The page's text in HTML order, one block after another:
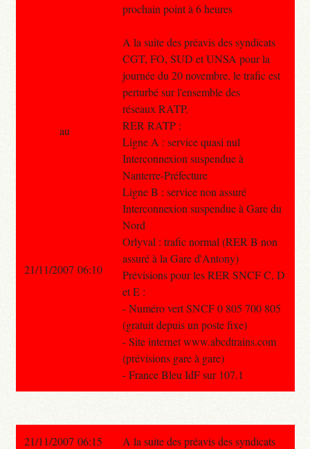
prochain point à 6 heures
A la suite des préavis des syndicats
CGT, FO, SUD et UNSA pour la
journée du 20 novembre, le trafic est
perturbé sur l'ensemble des
réseaux RATP.
RER RATP :
Ligne A : service quasi nul
Interconnexion suspendue à
Nanterre-Préfecture
Ligne B : service non assuré
Interconnexion suspendue à Gare du
Nord
Orlyval : trafic normal (RER B non
assuré à la Gare d'Antony)
Prévisions pour les RER SNCF C, D
et E :
- Numéro vert SNCF 0 805 700 805
(gratuit depuis un poste fixe)
- Site internet www.abcdtrains.com
(prévisions gare à gare)
- France Bleu IdF sur 107.1
au
21/11/2007 06:10
21/11/2007 06:15
A la suite des préavis des syndicats